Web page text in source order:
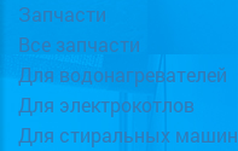
Запчасти
Все запчасти
Для водонагревателей
Для электрокотлов
Для стиральных машин